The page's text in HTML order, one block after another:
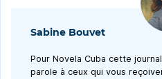
Sabine Bouvet
Pour Novela Cuba cette
parole à ceux qui vous